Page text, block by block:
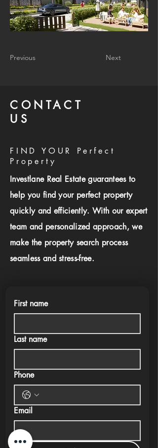
Previous Next
CONTACT
US
FIND YOUR Perfect
Property
Investlane Real Estate guarantees to
help you find your perfect property
quickly and efficiently. With our expert
team and personalized approach, we
make the property search process
seamless and stress-free.
First name
Last name
Phone
Email